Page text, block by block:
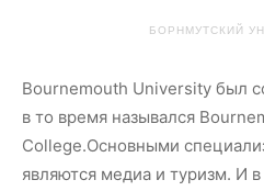
БОРНМУТСКИЙ
Bournemouth University был
в то время назывался
College.Основными
являются медиа и туризм. И